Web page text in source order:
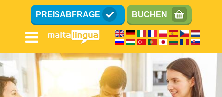
PREISABFRAGE BUCHEN